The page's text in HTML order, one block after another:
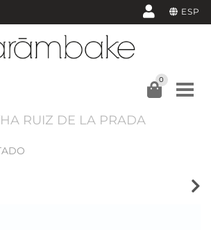
ESP
0
RUIZ DE LA PRADA